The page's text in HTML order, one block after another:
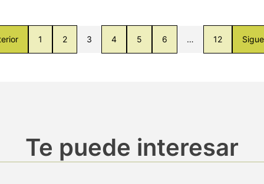
1 2 3 4 5 6 … 12
Te puede interesar